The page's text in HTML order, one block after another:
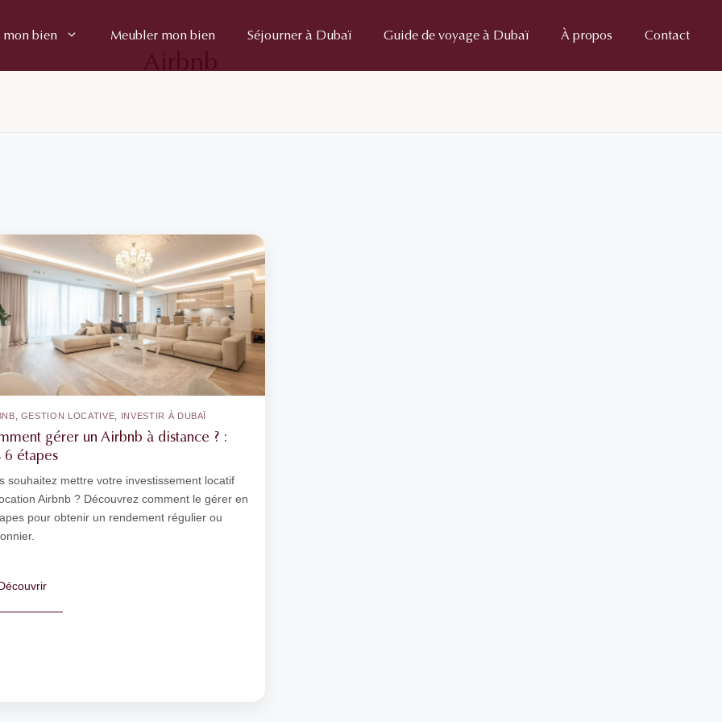
mon bien Meubler mon bien Séjourner à Dubaï Guide de voyage à Dubaï À propos Contact
gérer un Airbnb à distance ? :
6 étapes
souhaitez mettre votre investissement locatif
Airbnb ? Découvrez comment le gérer en
pour obtenir un rendement régulier ou
, GESTION LOCATIVE, INVESTIR À DUBAÏ